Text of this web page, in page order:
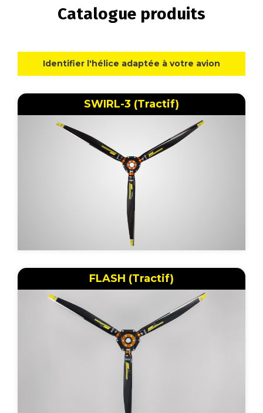
Catalogue produits
Identifier l'hélice adaptée à votre avion
SWIRL-3 (Tractif)
FLASH (Tractif)